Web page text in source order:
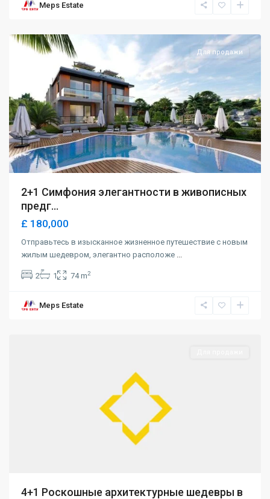
Meps Estate
Alsancak,
Для продажи
2+1 Симфония элегантности в живописных
предг...
£ 180,000
Отправьтесь в изысканное жизненное путешествие с новым
жилым шедевром, элегантно расположе ...
2 1 74 m2
Meps Estate
Alsancak,
4+1 Роскошные архитектурные шедевры в